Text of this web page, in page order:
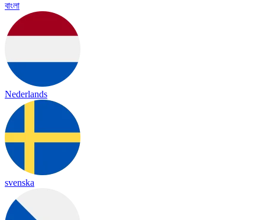
বাংলা
Nederlands
svenska